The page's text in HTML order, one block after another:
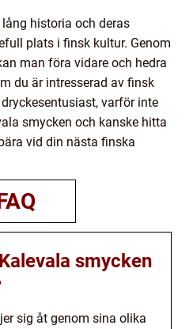
historia och deras
plats i finsk kultur. Genom
man föra vidare och hedra
du är intresserad av finsk
varför inte
smycken och kanske hitta
vid din nästa finska
smycken
sig åt genom sina olika